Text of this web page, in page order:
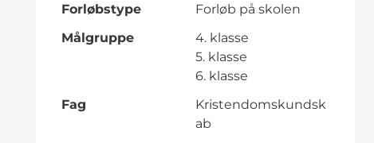
Forløbstype
Forløb på skolen
Målgruppe
4. klasse
5. klasse
6. klasse
Fag
Kristendomskundsk
ab